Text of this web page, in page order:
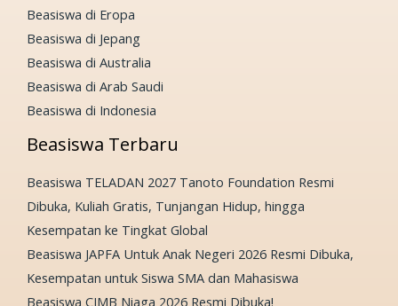
Beasiswa di Eropa
Beasiswa di Jepang
Beasiswa di Australia
Beasiswa di Arab Saudi
Beasiswa di Indonesia
Beasiswa Terbaru
Beasiswa TELADAN 2027 Tanoto Foundation Resmi
Dibuka, Kuliah Gratis, Tunjangan Hidup, hingga
Kesempatan ke Tingkat Global
Beasiswa JAPFA Untuk Anak Negeri 2026 Resmi Dibuka,
Kesempatan untuk Siswa SMA dan Mahasiswa
Beasiswa CIMB Niaga 2026 Resmi Dibuka!